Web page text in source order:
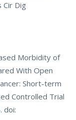
Cir Dig
Morbidity of
With Open
Short-term
Controlled Trial
doi: